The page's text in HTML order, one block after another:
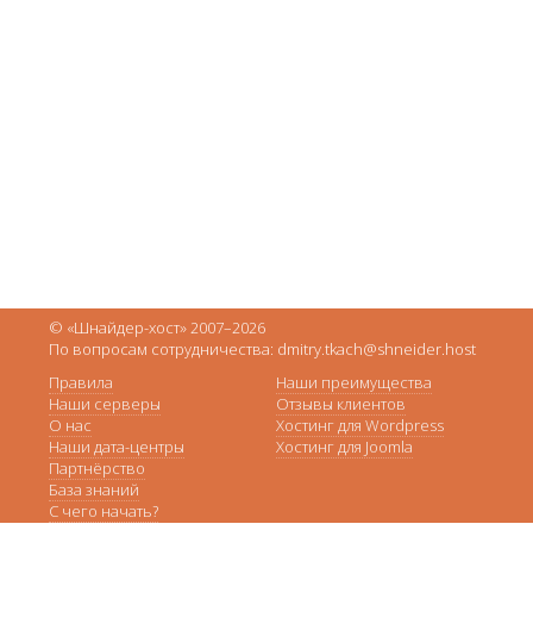
© «Шнайдер-хост» 2007–2026
По вопросам сотрудничества: dmitry.tkach@shneider.host
Правила
Наши серверы
О нас
Наши дата-центры
Партнёрство
База знаний
С чего начать?
Наши преимущества
Отзывы клиентов
Хостинг для Wordpress
Хостинг для Joomla